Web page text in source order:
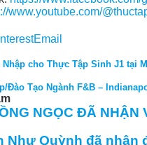
www.youtube.com/
Email
cho Thực Tập Sinh J1 tại
Đào Tạo Ngành F&B –
NGỌC ĐÃ NHẬN
Như Quỳnh đã nhận